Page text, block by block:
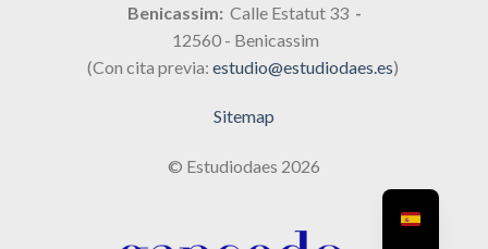
Benicassim: Calle Estatut 33 -
12560 - Benicassim
(Con cita previa: estudio@estudiodaes.es)
Sitemap
© Estudiodaes 2026